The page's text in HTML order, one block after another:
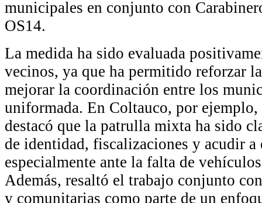
municipales en conjunto con
OS14.
La medida ha sido evaluada
vecinos, ya que ha permitido reforzar
mejorar la coordinación entre los
uniformada. En Coltauco, por
destacó que la patrulla mixta ha sido
de identidad, fiscalizaciones y acudir a
especialmente ante la falta de
Además, resaltó el trabajo conjunto
y comunitarias como parte de un